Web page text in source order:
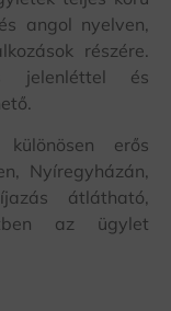
angol nyelven,
részére.
jelenléttel és
erős
Nyíregyházán,
átlátható,
az ügylet